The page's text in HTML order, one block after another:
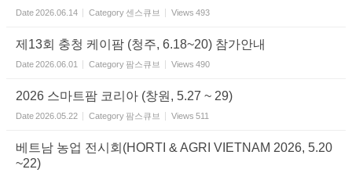
Date2026.06.14 Category 센스큐브 Views 493
제13회 충청 케이팜 (청주, 6.18~20) 참가안내
Date2026.06.01 Category 팜스큐브 Views 490
2026 스마트팜 코리아 (창원, 5.27 ~ 29)
Date2026.05.22 Category 팜스큐브 Views 511
베트남 농업 전시회(HORTI & AGRI VIETNAM 2026, 5.20
~22)